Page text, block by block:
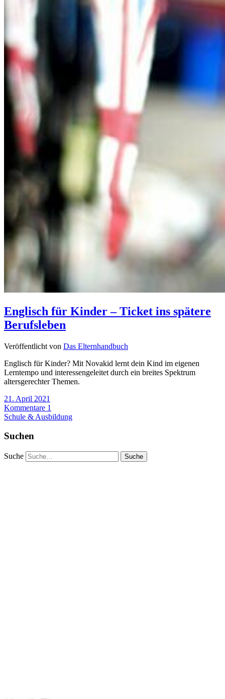
Englisch für Kinder – Ticket ins spätere
Berufsleben
Veröffentlicht von Das Elternhandbuch
Englisch für Kinder? Mit Novakid lernt dein Kind im eigenen
Lerntempo und interessengeleitet durch ein breites Spektrum
altersgerechter Themen.
21. April 2021
Kommentare 1
Schule & Ausbildung
Suchen
Suche